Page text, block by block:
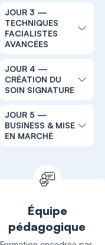
JOUR 3 —
TECHNIQUES
FACIALISTES
AVANCÉES
JOUR 4 —
CRÉATION DU
SOIN SIGNATURE
JOUR 5 —
BUSINESS & MISE
EN MARCHÉ
Équipe
pédagogique